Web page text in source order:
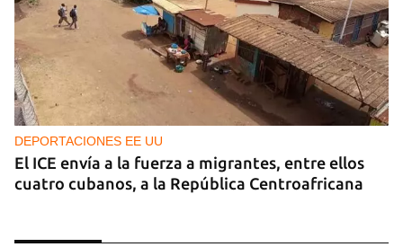
DEPORTACIONES EE UU
El ICE envía a la fuerza a migrantes, entre ellos
cuatro cubanos, a la República Centroafricana